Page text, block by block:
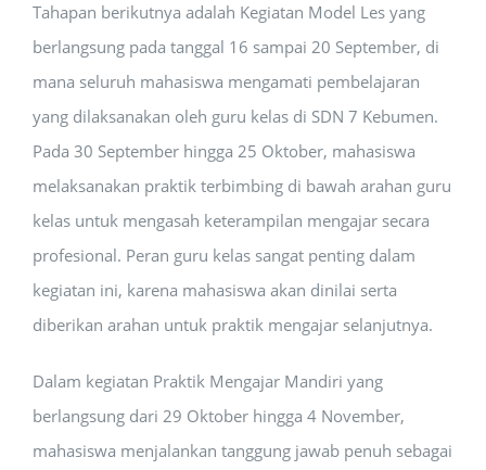
Tahapan berikutnya adalah Kegiatan Model Les yang
berlangsung pada tanggal 16 sampai 20 September, di
mana seluruh mahasiswa mengamati pembelajaran
yang dilaksanakan oleh guru kelas di SDN 7 Kebumen.
Pada 30 September hingga 25 Oktober, mahasiswa
melaksanakan praktik terbimbing di bawah arahan guru
kelas untuk mengasah keterampilan mengajar secara
profesional. Peran guru kelas sangat penting dalam
kegiatan ini, karena mahasiswa akan dinilai serta
diberikan arahan untuk praktik mengajar selanjutnya.
Dalam kegiatan Praktik Mengajar Mandiri yang
berlangsung dari 29 Oktober hingga 4 November,
mahasiswa menjalankan tanggung jawab penuh sebagai